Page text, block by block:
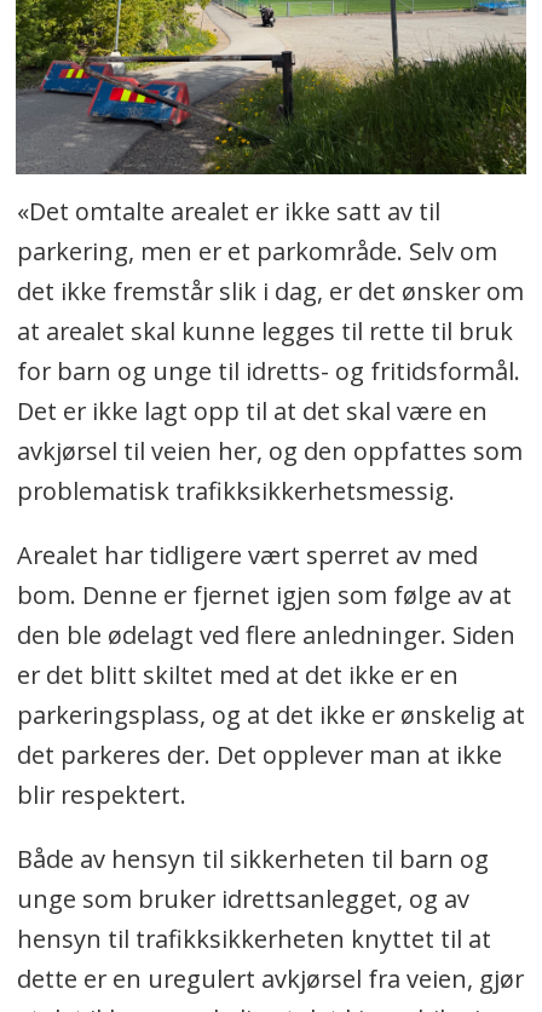
«Det omtalte arealet er ikke satt av til
parkering, men er et parkområde. Selv om
det ikke fremstår slik i dag, er det ønsker om
at arealet skal kunne legges til rette til bruk
for barn og unge til idretts- og fritidsformål.
Det er ikke lagt opp til at det skal være en
avkjørsel til veien her, og den oppfattes som
problematisk trafikksikkerhetsmessig.
Arealet har tidligere vært sperret av med
bom. Denne er fjernet igjen som følge av at
den ble ødelagt ved flere anledninger. Siden
er det blitt skiltet med at det ikke er en
parkeringsplass, og at det ikke er ønskelig at
det parkeres der. Det opplever man at ikke
blir respektert.
Både av hensyn til sikkerheten til barn og
unge som bruker idrettsanlegget, og av
hensyn til trafikksikkerheten knyttet til at
dette er en uregulert avkjørsel fra veien, gjør